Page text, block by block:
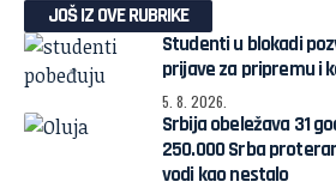
JOŠ IZ OVE RUBRIKE
Studenti u blokadi
prijave za pripremu i
5. 8. 2026.
Srbija obeležava 31
250.000 Srba
vodi kao nestalo